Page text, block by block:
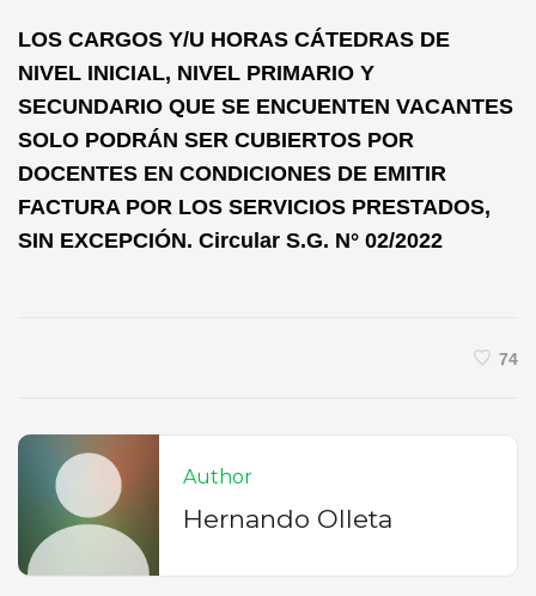
LOS CARGOS Y/U HORAS CÁTEDRAS DE
NIVEL INICIAL, NIVEL PRIMARIO Y
SECUNDARIO QUE SE ENCUENTEN VACANTES
SOLO PODRÁN SER CUBIERTOS POR
DOCENTES EN CONDICIONES DE EMITIR
FACTURA POR LOS SERVICIOS PRESTADOS,
SIN EXCEPCIÓN. Circular S.G. N° 02/2022
74
Author
Hernando Olleta